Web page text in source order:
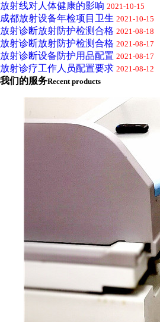
放射线对人体健康的影响 2021-10-15
成都放射设备年检项目卫生 2021-10-15
放射诊断放射防护检测合格 2021-08-18
放射诊断放射防护检测合格 2021-08-17
放射诊断设备防护用品配置 2021-08-17
放射诊疗工作人员配置要求 2021-08-12
我们的服务Recent products